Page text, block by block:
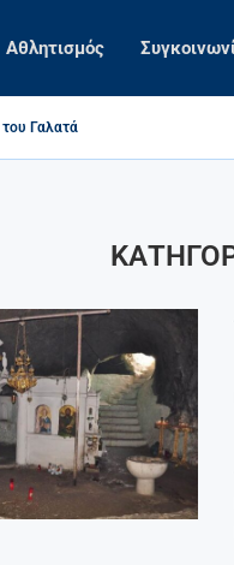
Αθλητισμός
φώναξε